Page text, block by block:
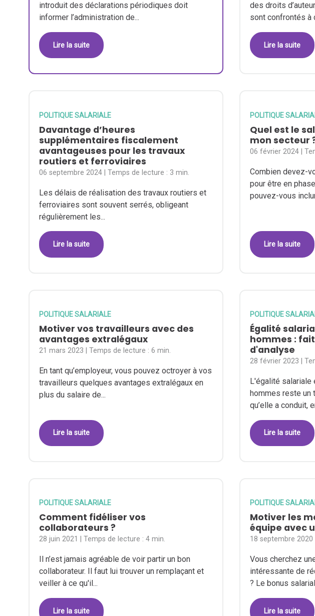
introduit des déclarations périodiques doit
informer l’administration de...
Lire la suite
des droits
sont confrontés à
Lire la suite
POLITIQUE SALARIALE
Davantage d’heures
supplémentaires fiscalement
avantageuses pour les travaux
routiers et ferroviaires
06 septembre 2024 | Temps de lecture : 3 min.
Les délais de réalisation des travaux routiers et
ferroviaires sont souvent serrés, obligeant
régulièrement les...
Lire la suite
POLITIQUE
Quel est le
mon secteur
06 février 2024 |
Combien devez-
pour être en
pouvez-vous
Lire la suite
POLITIQUE SALARIALE
Motiver vos travailleurs avec des
avantages extralégaux
21 mars 2023 | Temps de lecture :6 min.
En tant qu’employeur, vous pouvez octroyer à vos
travailleurs quelques avantages extralégaux en
plus du salaire de...
Lire la suite
POLITIQUE
Égalité
hommes :
d'analyse
28 février 2023 |
L'égalité
hommes reste un
qu’elle a conduit,
Lire la suite
POLITIQUE SALARIALE
Comment fidéliser vos
collaborateurs ?
28 juin 2021 | Temps de lecture :4 min.
Il n’est jamais agréable de voir partir un bon
collaborateur. Il faut lui trouver un remplaçant et
veiller à ce qu'il...
Lire la suite
POLITIQUE
Motiver les
équipe avec
18 septembre 2020
Vous cherchez
intéressante de
? Le bonus
Lire la suite